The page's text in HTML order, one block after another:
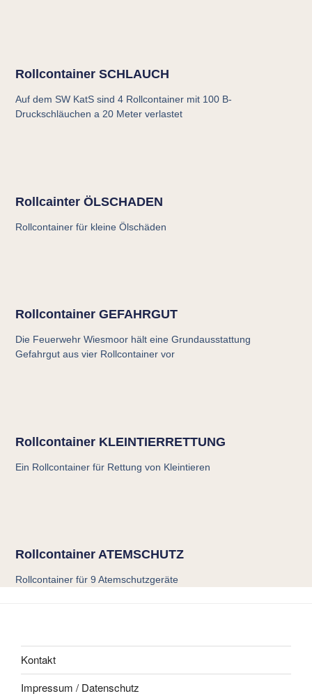
Rollcontainer SCHLAUCH
Auf dem SW KatS sind 4 Rollcontainer mit 100 B-
Druckschläuchen a 20 Meter verlastet
Rollcainter ÖLSCHADEN
Rollcontainer für kleine Ölschäden
Rollcontainer GEFAHRGUT
Die Feuerwehr Wiesmoor hält eine Grundausstattung
Gefahrgut aus vier Rollcontainer vor
Rollcontainer KLEINTIERRETTUNG
Ein Rollcontainer für Rettung von Kleintieren
Rollcontainer ATEMSCHUTZ
Rollcontainer für 9 Atemschutzgeräte
Kontakt
Impressum / Datenschutz